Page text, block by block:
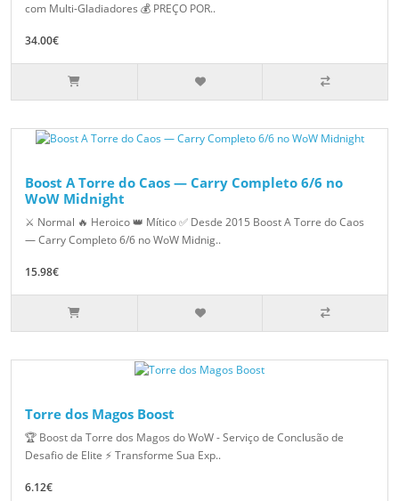
com Multi-Gladiadores 💰 PREÇO POR..
34.00€
Boost A Torre do Caos — Carry Completo 6/6 no
WoW Midnight
⚔ Normal 🔥 Heroico 👑 Mítico ✅ Desde 2015 Boost A Torre do Caos
— Carry Completo 6/6 no WoW Midnig..
15.98€
Torre dos Magos Boost
🏆 Boost da Torre dos Magos do WoW - Serviço de Conclusão de
Desafio de Elite ⚡ Transforme Sua Exp..
6.12€